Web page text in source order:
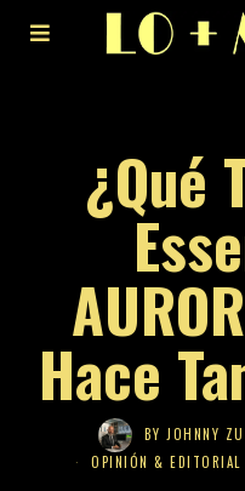
¿Qué
Hace
BYJOHNNY
OPINIÓN & EDITORIAL